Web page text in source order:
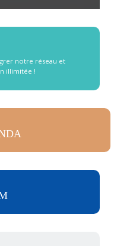
notre réseau et
illimitée !